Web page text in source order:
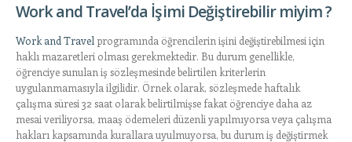
Work and Travel’da İşimi Değiştirebilir miyim ?
Work and Travel programında öğrencilerin işini değiştirebilmesi için
haklı mazaretleri olması gerekmektedir. Bu durum genellikle,
öğrenciye sunulan iş sözleşmesinde belirtilen kriterlerin
uygulanmamasıyla ilgilidir. Örnek olarak, sözleşmede haftalık
çalışma süresi 32 saat olarak belirtilmişse fakat öğrenciye daha az
mesai veriliyorsa, maaş ödemeleri düzenli yapılmıyorsa veya çalışma
hakları kapsamında kurallara uyulmuyorsa, bu durum iş değiştirmek